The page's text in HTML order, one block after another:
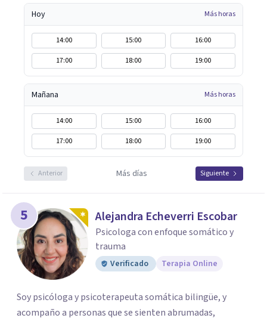
Hoy Más horas
14:00 15:00
16:00
17:00
18:00 19:00
Mañana Más horas
14:00 15:00
16:00
17:00
18:00 19:00
Anterior Más días Siguiente
5 Alejandra Echeverri Escobar
Psicologa con enfoque somático y
trauma
Verificado Terapia Online
Soy psicóloga y psicoterapeuta somática bilingüe, y
acompaño a personas que se sienten abrumadas,